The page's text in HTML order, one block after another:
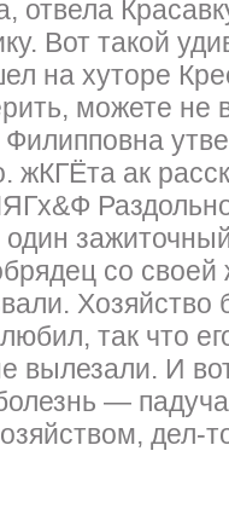
отвела
Вот такой
на хуторе
можете не
жКГЁта ак
со
Хозяйство
любил, так что
вылезали. И
—
дел-